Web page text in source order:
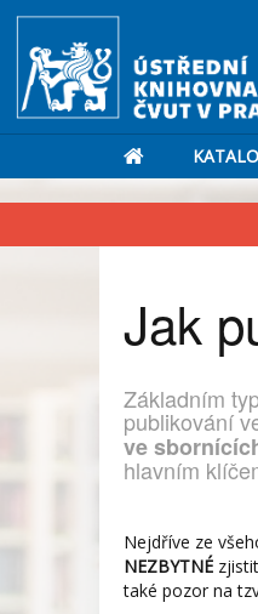
Jak
Základním
publikování
ve
hlavním
Nejdříve ze
NEZBYTNÉ
také pozor na